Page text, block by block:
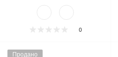
0
Продано